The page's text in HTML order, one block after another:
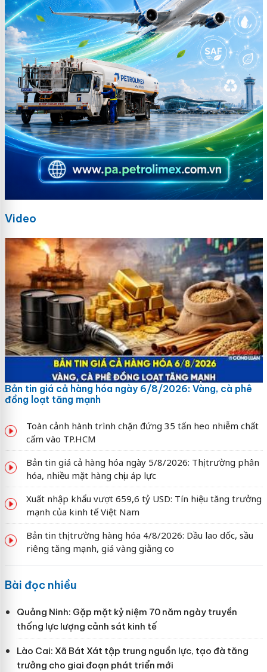
Video
Bản tin giá cả hàng hóa ngày 6/8/2026: Vàng, cà phê
đồng loạt tăng mạnh
Toàn cảnh hành trình chặn đứng 35 tấn heo nhiễm chất
cấm vào TP.HCM
Bản tin giá cả hàng hóa ngày 5/8/2026: Thị trường phân
hóa, nhiều mặt hàng chịu áp lực
Xuất nhập khẩu vượt 659,6 tỷ USD: Tín hiệu tăng trưởng
mạnh của kinh tế Việt Nam
Bản tin thị trường hàng hóa 4/8/2026: Dầu lao dốc, sầu
riêng tăng mạnh, giá vàng giằng co
Bài đọc nhiều
Quảng Ninh: Gặp mặt kỷ niệm 70 năm ngày truyền
thống lực lượng cảnh sát kinh tế
Lào Cai: Xã Bát Xát tập trung nguồn lực, tạo đà tăng
trưởng cho giai đoạn phát triển mới